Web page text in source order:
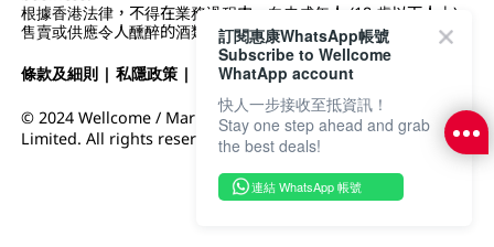
根據香港法律，不得在業務過程中，向未成年人 (18 歲以下人士)
售賣或供應令人醺醉的酒類。
條款及細則 |私隱政策 | DFI零售集團
© 2024 Wellcome / Market Place. The Dairy Farm Company
Limited. All rights reserved.
訂閱惠康WhatsApp帳號
Subscribe to Wellcome
WhatApp account
快人一步接收至抵資訊！
Stay one step ahead and grab
the best deals!
連結 WhatsApp 帳號